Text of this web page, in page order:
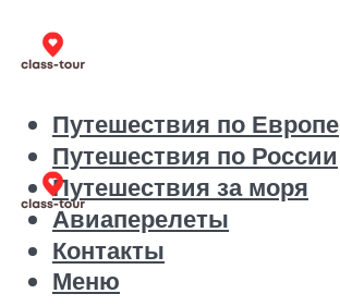
Путешествия по Европе
Путешествия по России
Путешествия за моря
Авиаперелеты
Контакты
Меню